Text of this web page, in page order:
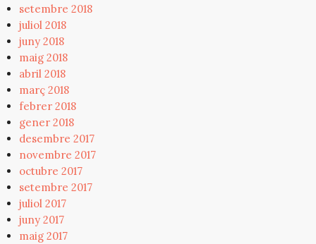
setembre 2018
juliol 2018
juny 2018
maig 2018
abril 2018
març 2018
febrer 2018
gener 2018
desembre 2017
novembre 2017
octubre 2017
setembre 2017
juliol 2017
juny 2017
maig 2017